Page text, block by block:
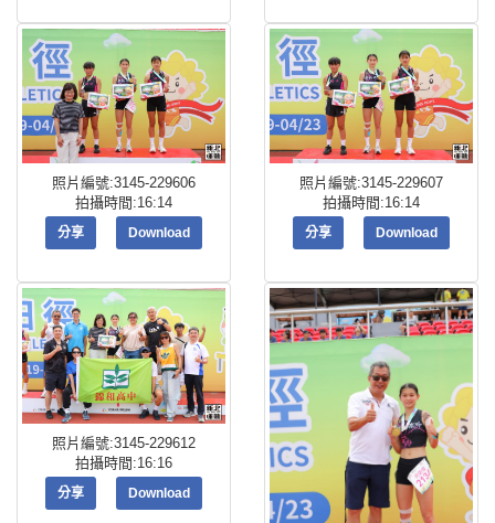
照片編號:3145-229606
拍攝時間:16:14
分享 Download
照片編號:3145-229607
拍攝時間:16:14
分享 Download
照片編號:3145-229612
拍攝時間:16:16
分享 Download